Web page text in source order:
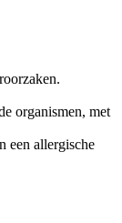
organismen, met
een allergische